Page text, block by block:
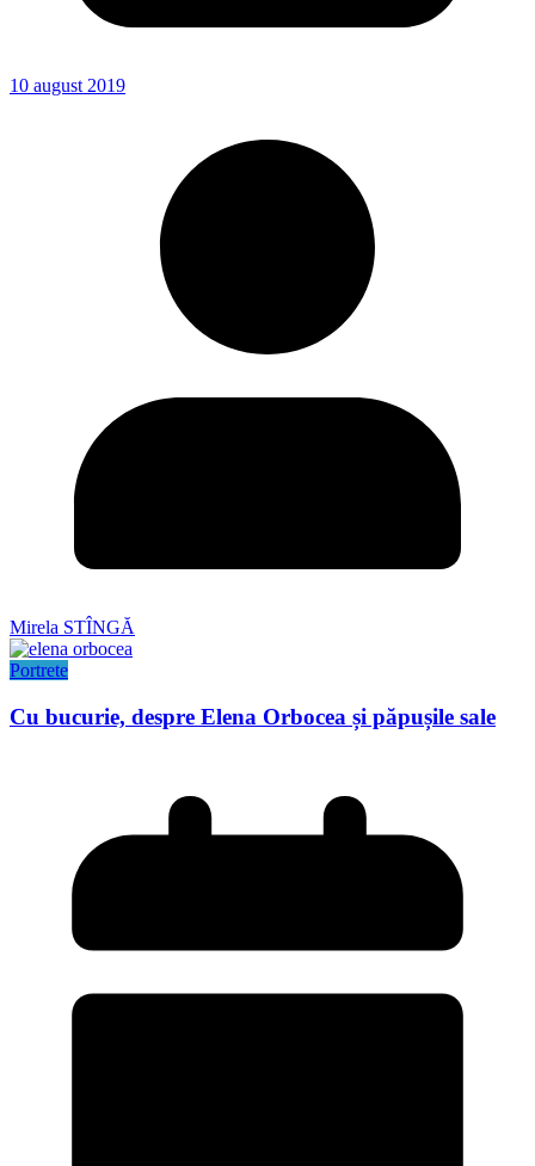
10 august 2019
Mirela STÎNGĂ
Portrete
Cu bucurie, despre Elena Orbocea și păpușile sale